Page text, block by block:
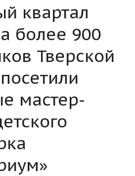
квартал
более 900
Тверской
мастер-